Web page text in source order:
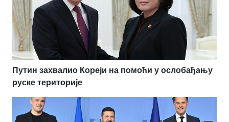
Путин захвалио Кореји на помоћи у ослобађању
руске територије